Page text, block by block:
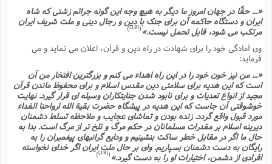
«... حقّا در جهان امروز ما دیگر به هیچ وجه این گونه جرائم زشتى که شاه
ایران و دستگاه حاکمه آن براى جنگ با دین و رجال دینى و ملت شریف ایران
مرتکب مى شود، قابل تحمل نیست.»(
[18]
)
وى آمادگى خود را براى شهادت در راه دین و قرآن، اعلان مى نماید و مى
فرماید:
«... من نیز خون خود را در این راه اهداء مى کنم و بزرگترین افتخار من آن
است که این هدیه براى سلامتى دین مقدس اسلام و براى محفوظ ماندن قرآن
مجید از انواع تعدیات و براى نابود شدن جنایتکاران وسیله اى قرار گیرد. نهایت
خوشوقتى آن جاست که این هدیه در پیشگاه حضرت بقیة الله ارواحنا الفداء
مورد قبول واقع گردد. زنده بودن و تماشاى عجایب و ملاحظه تسلط دشمنان
دیرینه اسلام بر مقدرات مسلمانان در حکم مرگ و تلخ تر از مرگ است. بدا به
حال ما اگر در مقابل خطر ساکت بنشینیم و ودایع گرانبهاى پیغمبران را به
رایگان به دست دشمنان بسپاریم. واى بر حال ملت ایران اگر خداى نخواسته
افرادى از دشمن، اختیارات او را به دست گیرد.»(
[19]
)